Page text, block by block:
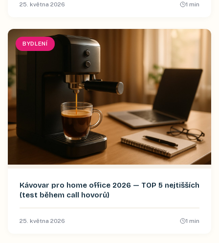
25. května 2026 1 min
BYDLENÍ
Kávovar pro home office 2026 — TOP 5 nejtišších
(test během call hovorů)
25. května 2026 1 min